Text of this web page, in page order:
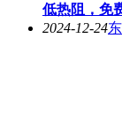
低热阻，免
2024-12-24